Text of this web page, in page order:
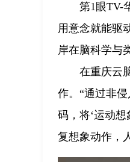
第1眼TV-
用意念就能驱
岸在脑科学与
在重庆云
作。“通过非
码，将‘运动
复想象动作，